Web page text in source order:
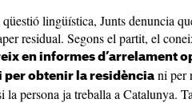
lingüística, Junts denuncia
residual. Segons el partit, el
en informes d’arrelament
per obtenir la residència ni per
la persona ja treballa a Catalunya.